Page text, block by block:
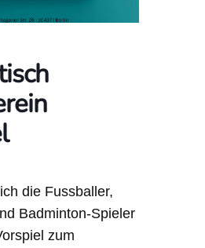
die Fussballer,
Badminton-Spieler
zum